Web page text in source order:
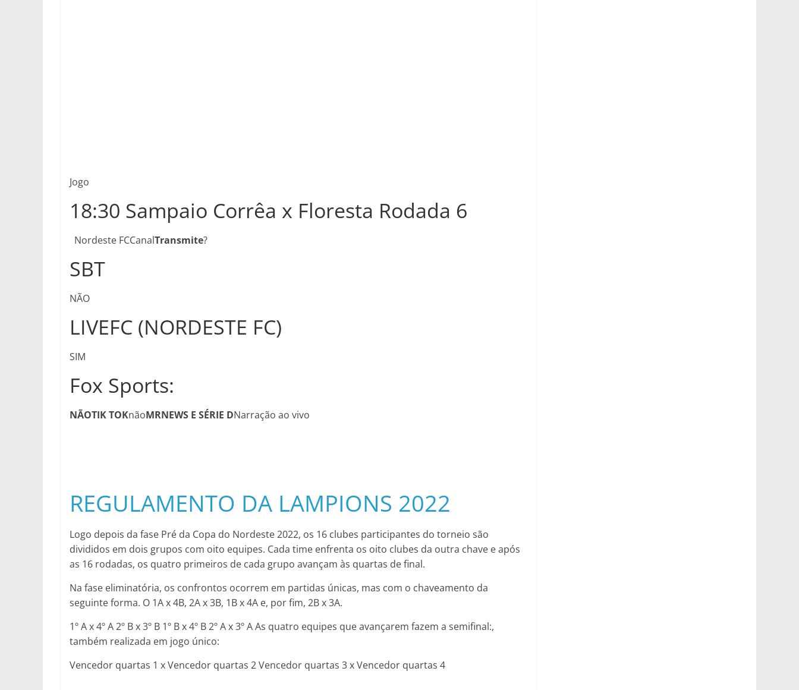
Jogo
18:30 Sampaio Corrêa x Floresta Rodada 6
Nordeste FCCanalTransmite?
SBT
NÃO
LIVEFC (NORDESTE FC)
SIM
Fox Sports:
NÃOTIK TOKnãoMRNEWS E SÉRIE DNarração ao vivo
REGULAMENTO DA LAMPIONS 2022
Logo depois da fase Pré da Copa do Nordeste 2022, os 16 clubes participantes do torneio são
divididos em dois grupos com oito equipes. Cada time enfrenta os oito clubes da outra chave e após
as 16 rodadas, os quatro primeiros de cada grupo avançam às quartas de final.
Na fase eliminatória, os confrontos ocorrem em partidas únicas, mas com o chaveamento da
seguinte forma. O 1A x 4B, 2A x 3B, 1B x 4A e, por fim, 2B x 3A.
1º A x 4º A 2º B x 3º B 1º B x 4º B 2º A x 3º A As quatro equipes que avançarem fazem a semifinal:,
também realizada em jogo único:
Vencedor quartas 1 x Vencedor quartas 2 Vencedor quartas 3 x Vencedor quartas 4